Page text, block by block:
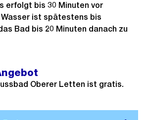
erfolgt bis 30 Minuten vor
Wasser ist spätestens bis
Bad bis 20 Minuten danach zu
Oberer Letten ist gratis.